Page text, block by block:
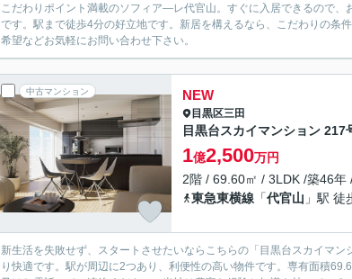
こだわりポイント満載のソフィア―レ代官山。すぐに入居できるので
です。駅まで徒歩4分の好立地です。新居を構えるなら、こだわりの条
希望などお気軽にお問い合わせ下さい。
中古マンション NEW
目黒区三田
目黒台スカイマンション 217
1億2,500万円
2階 / 69.60㎡ / 3LDK /築46年
東急東横線 「代官山 」駅 徒
新生活を失敗せず、スタートさせたいならこちらの「目黒台スカイマ
り快適です。駅が周辺に2つあり、利便性の高い物件です。専有面積